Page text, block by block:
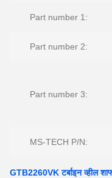
Part number 1:
Part number 2:
Part number 3:
MS-TECH P/N:
GTB2260VK टर्बाइन व्हील